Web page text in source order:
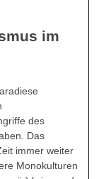
im
des
Das
immer weiter
Monokulturen